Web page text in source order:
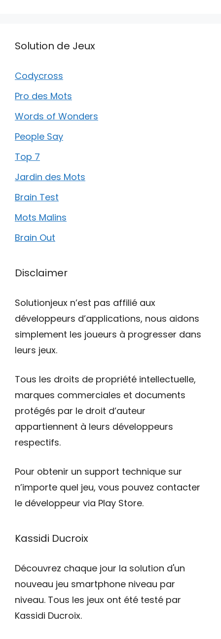
Solution de Jeux
Codycross
Pro des Mots
Words of Wonders
People Say
Top 7
Jardin des Mots
Brain Test
Mots Malins
Brain Out
Disclaimer
Solutionjeux n’est pas affilié aux
développeurs d’applications, nous aidons
simplement les joueurs à progresser dans
leurs jeux.
Tous les droits de propriété intellectuelle,
marques commerciales et documents
protégés par le droit d’auteur
appartiennent à leurs développeurs
respectifs.
Pour obtenir un support technique sur
n’importe quel jeu, vous pouvez contacter
le développeur via Play Store.
Kassidi Ducroix
Découvrez chaque jour la solution d'un
nouveau jeu smartphone niveau par
niveau. Tous les jeux ont été testé par
Kassidi Ducroix.